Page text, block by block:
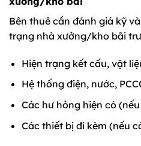
Bên thuê cần đánh giá kỹ
trạng nhà xưởng/kho bãi
Hiện trạng kết cấu, vật
Hệ thống điện, nước,
Các hư hỏng hiện có
Các thiết bị đi kèm (nếu